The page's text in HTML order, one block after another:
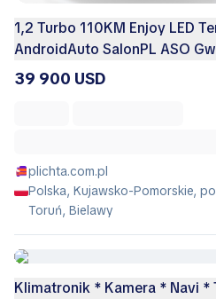
1,2 Turbo 110KM Enjoy LED
AndroidAuto SalonPL ASO
39 900 USD
plichta.com.pl
Polska, Kujawsko-Pomorskie,
Toruń, Bielawy
Klimatronik * Kamera * Navi *